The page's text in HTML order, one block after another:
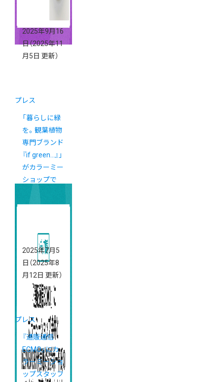
2025年9月16
日（2025年11
月5日 更新）
プレス
「暮らしに緑
を。観葉植物
専門ブランド
『if green…』」
がカラーミー
ショップで
ECを開設さ
れました
2025年7月5
日 （2025年8
月12日 更新）
プレス
『通販通信
ECMO』にカ
ラーミーショ
ップスタッフ